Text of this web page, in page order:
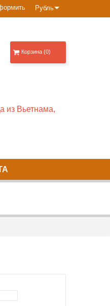
Рубль
из Вьетнама,
Корзина (0)